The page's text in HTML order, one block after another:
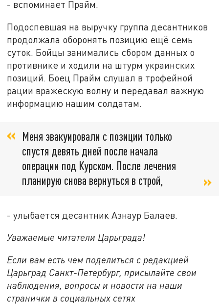
- вспоминает Прайм.
Подоспевшая на выручку группа десантников
продолжала оборонять позицию ещё семь
суток. Бойцы занимались сбором данных о
противнике и ходили на штурм украинских
позиций. Боец Прайм слушал в трофейной
рации вражескую волну и передавал важную
информацию нашим солдатам.
Меня эвакуировали с позиции только
спустя девять дней после начала
операции под Курском. После лечения
планирую снова вернуться в строй,
- улыбается десантник Азнаур Балаев.
Уважаемые читатели Царьграда!
Если вам есть чем поделиться с редакцией
Царьград Санкт-Петербург, присылайте свои
наблюдения, вопросы и новости на наши
странички в социальных сетях